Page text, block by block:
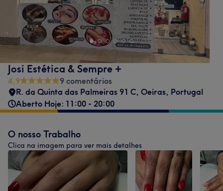
Josi Estética & Sempre +
4,9
9 comentários
R. da Quinta das Palmeiras 91 C, Oeiras, Portugal
Aberto Hoje: 11:00 - 20:00
O nosso Trabalho
Clica na imagem para ver mais detalhes